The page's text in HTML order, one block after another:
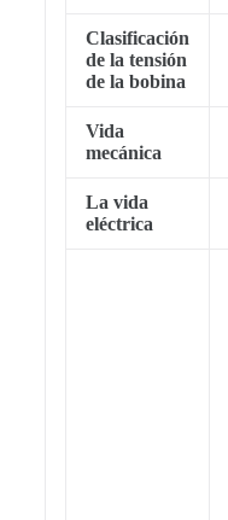
Clasificación
de la tensión
de la bobina
Vida
mecánica
La vida
eléctrica